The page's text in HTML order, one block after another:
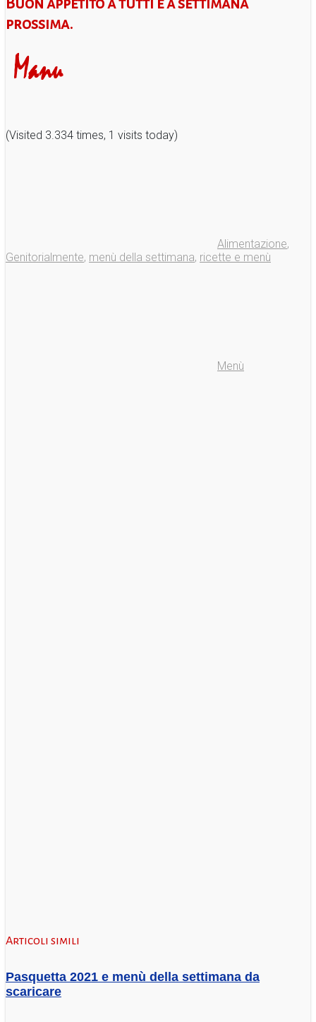
Buon appetito a tutti e a settimana
prossima.
(Visited 3.334 times, 1 visits today)
Alimentazione,
Genitorialmente, menù della settimana, ricette e menù
Menù
Articoli simili
Pasquetta 2021 e menù della settimana da
scaricare